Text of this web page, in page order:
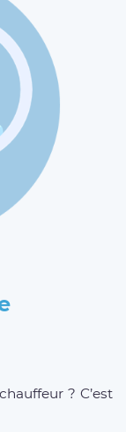
? C’est